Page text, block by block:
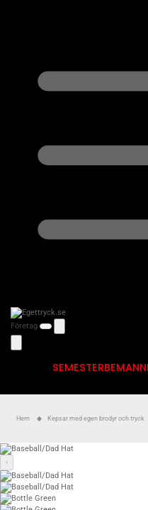
Företag
Hem Kepsar med egen brodyr och tryck
‹